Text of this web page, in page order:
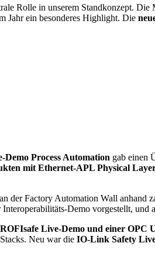
Rolle in unserem Standkonzept.
Jahr ein besonderes Highlight. Die
Demo Process Automation gab einen
mit Ethernet-APL Physical
der Factory Automation Wall
Demo vorgestellt,
Live-Demo und einer OPC
Neu war die IO-Link Safety